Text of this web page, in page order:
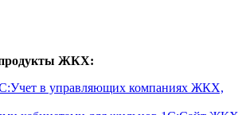
продукты ЖКХ:
в управляющих компаниях ЖКХ,